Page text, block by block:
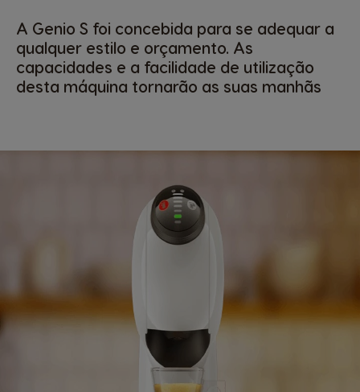
A Genio S foi concebida para se adequar a
qualquer estilo e orçamento. As
capacidades e a facilidade de utilização
desta máquina tornarão as suas manhãs